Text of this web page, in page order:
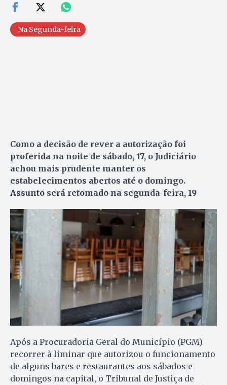
Na Segunda-feira
Como a decisão de rever a autorização foi
proferida na noite de sábado, 17, o Judiciário
achou mais prudente manter os
estabelecimentos abertos até o domingo.
Assunto será retomado na segunda-feira, 19
Após a Procuradoria Geral do Município (PGM)
recorrer à liminar que autorizou o funcionamento
de alguns bares e restaurantes aos sábados e
domingos na capital, o Tribunal de Justiça de